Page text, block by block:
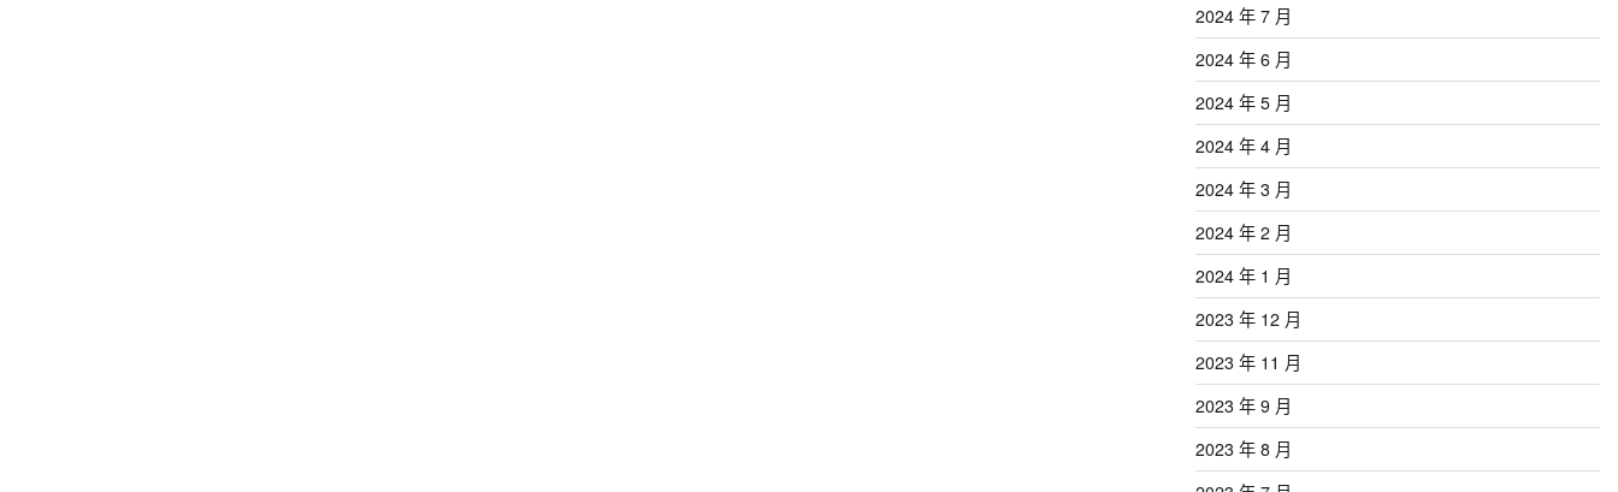
2024 年 7 月
2024 年 6 月
2024 年 5 月
2024 年 4 月
2024 年 3 月
2024 年 2 月
2024 年 1 月
2023 年 12 月
2023 年 11 月
2023 年 9 月
2023 年 8 月